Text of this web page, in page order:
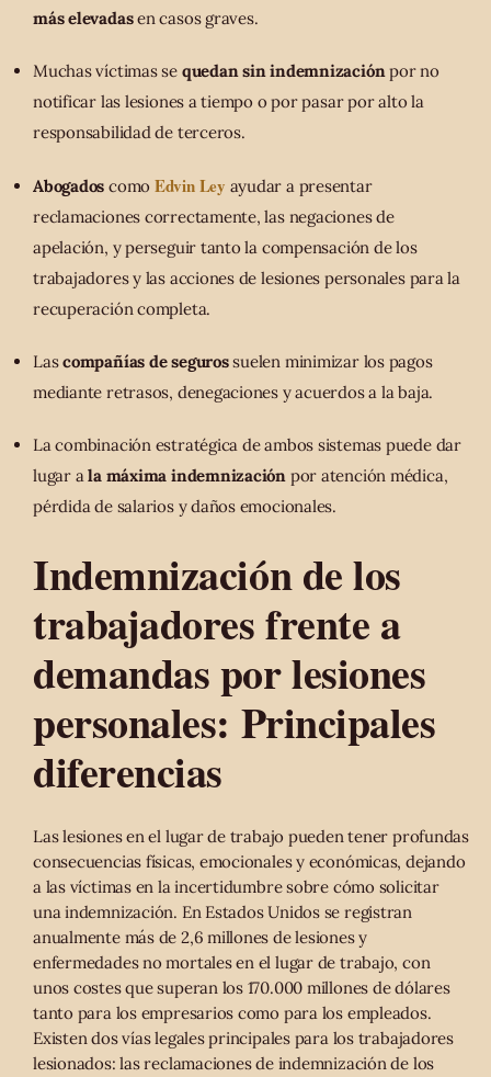
más elevadasen casos graves.
Muchas víctimas se quedan sin indemnizaciónpor no
notificar las lesiones a tiempo o por pasar por alto la
responsabilidad de terceros.
Abogados como Edvin Ley ayudar a presentar
reclamaciones correctamente, las negaciones de
apelación, y perseguir tanto la compensación de los
trabajadores y las acciones de lesiones personales para la
recuperación completa.
Lascompañías de segurossuelen minimizar los pagos
mediante retrasos, denegaciones y acuerdos a la baja.
La combinación estratégica de ambos sistemas puede dar
lugar ala máxima indemnización por atención médica,
pérdida de salarios y daños emocionales.
Indemnización de los
trabajadores frente a
demandas por lesiones
personales: Principales
diferencias
Las lesiones en el lugar de trabajo pueden tener profundas
consecuencias físicas, emocionales y económicas, dejando
a las víctimas en la incertidumbre sobre cómo solicitar
una indemnización. En Estados Unidos se registran
anualmente más de 2,6 millones de lesiones y
enfermedades no mortales en el lugar de trabajo, con
unos costes que superan los 170.000 millones de dólares
tanto para los empresarios como para los empleados.
Existen dos vías legales principales para los trabajadores
lesionados: las reclamaciones de indemnización de los